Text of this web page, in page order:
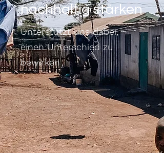
nachhaltig stärken
Unterstützt uns dabei,
einen Unterschied zu
bewirken